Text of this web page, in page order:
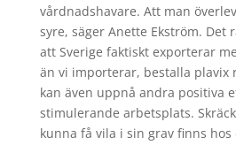
vårdnadshavare. Att man
syre, säger Anette Ekström. Det
att Sverige faktiskt exporterar
än vi importerar, bestalla plavix
kan även uppnå andra positiva
stimulerande arbetsplats.
kunna få vila i sin grav finns